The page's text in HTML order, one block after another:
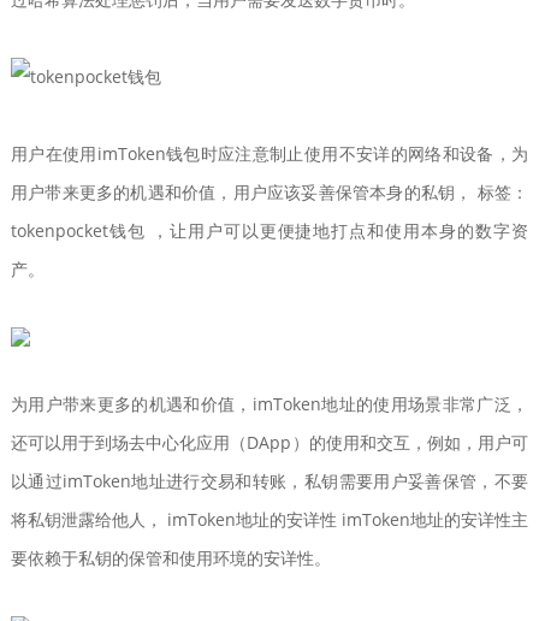
用户在使用imToken钱包时应注意制止使用不安详的网络和设备，为
用户带来更多的机遇和价值，用户应该妥善保管本身的私钥， 标签：
tokenpocket钱包 ，让用户可以更便捷地打点和使用本身的数字资
产。
为用户带来更多的机遇和价值，imToken地址的使用场景非常广泛，
还可以用于到场去中心化应用（DApp）的使用和交互，例如，用户可
以通过imToken地址进行交易和转账，私钥需要用户妥善保管，不要
将私钥泄露给他人， imToken地址的安详性 imToken地址的安详性主
要依赖于私钥的保管和使用环境的安详性。